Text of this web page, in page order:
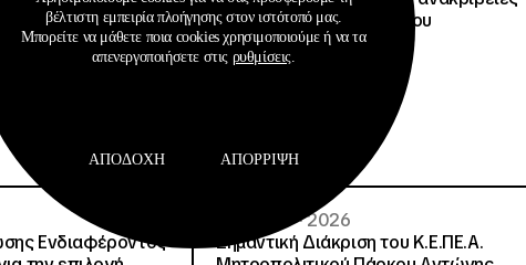
ανακοίνωση του Συλλόγου
Οικοτρόφων της ΦΕΑ
Ενδιαφέροντος
08 · 07 · 2026
Σημαντική Διάκριση του Κ.Ε.ΠΕ.Α.
βέλτιστη εμπειρία πλοήγησης στον ιστότοπό μας.
Μπορείτε να μάθετε ποια cookies χρησιμοποιούμε ή να τα
απενεργοποιήσετε στις ρυθμίσεις
ΑΠΟΔΟΧΉ ΑΠΌΡΡΙΨΗ